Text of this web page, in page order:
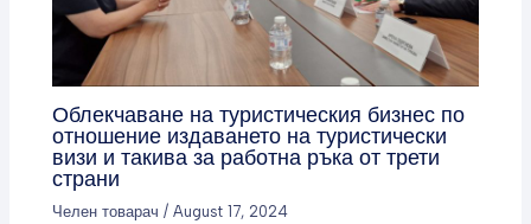
Облекчаване на туристическия бизнес по
отношение издаването на туристически
визи и такива за работна ръка от трети
страни
Челен товарач /August 17, 2024